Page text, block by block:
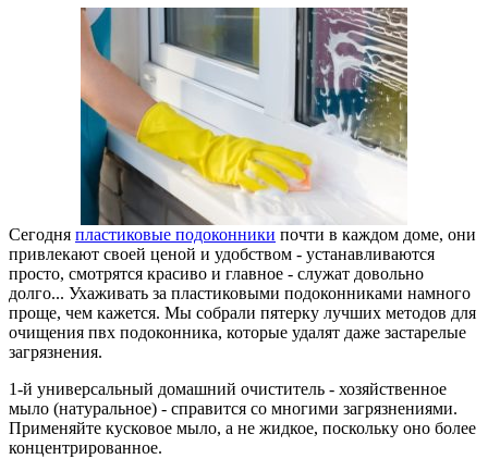
Сегодня пластиковые подоконники почти в каждом доме, они
привлекают своей ценой и удобством - устанавливаются
просто, смотрятся красиво и главное - служат довольно
долго... Ухаживать за пластиковыми подоконниками намного
проще, чем кажется. Мы собрали пятерку лучших методов для
очищения пвх подоконника, которые удалят даже застарелые
загрязнения.
1-й универсальный домашний очиститель - хозяйственное
мыло (натуральное) - справится со многими загрязнениями.
Применяйте кусковое мыло, а не жидкое, поскольку оно более
концентрированное.